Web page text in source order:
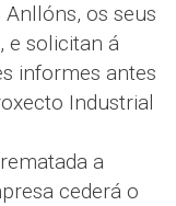
os seus
e solicitan á
informes antes
Industrial
a
cederá o